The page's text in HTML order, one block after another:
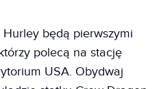
będą pierwszymi
polecą na stację
USA. Obydwaj